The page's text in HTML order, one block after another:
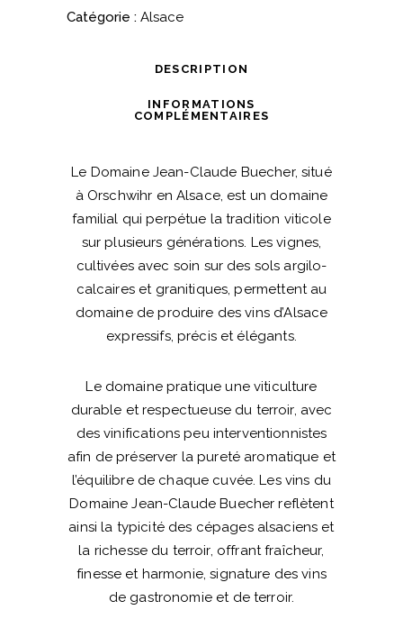
Domaine
Catégorie : Alsace
DESCRIPTION
INFORMATIONS
COMPLÉMENTAIRES
Le Domaine Jean-Claude Buecher, situé
à Orschwihr en Alsace, est un domaine
familial qui perpétue la tradition viticole
sur plusieurs générations. Les vignes,
cultivées avec soin sur des sols argilo-
calcaires et granitiques, permettent au
domaine de produire des vins d’Alsace
expressifs, précis et élégants.
Le domaine pratique une viticulture
durable et respectueuse du terroir, avec
des vinifications peu interventionnistes
afin de préserver la pureté aromatique et
l’équilibre de chaque cuvée. Les vins du
Domaine Jean-Claude Buecher reflètent
ainsi la typicité des cépages alsaciens et
la richesse du terroir, offrant fraîcheur,
finesse et harmonie, signature des vins
de gastronomie et de terroir.